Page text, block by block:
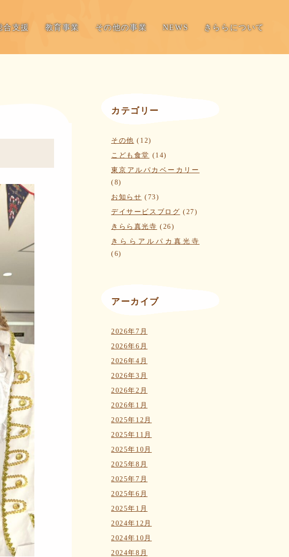
合支援 教育事業 その他の事業 NEWS きららについて
カテゴリー
その他 (12)
こども食堂 (14)
東京アルパカベーカリー
(8)
お知らせ (73)
デイサービスブログ (27)
きらら真光寺 (26)
きららアルパカ真光寺
(6)
アーカイブ
2026年7月
2026年6月
2026年4月
2026年3月
2026年2月
2026年1月
2025年12月
2025年11月
2025年10月
2025年8月
2025年7月
2025年6月
2025年1月
2024年12月
2024年10月
2024年8月